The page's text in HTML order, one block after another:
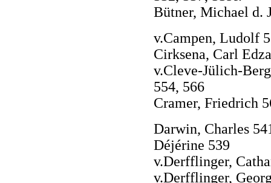
Bütner, Michael d.
v.Campen, Ludolf
Cirksena, Carl
v.Cleve-Jülich-
554, 566
Cramer, Friedrich
Darwin, Charles
Déjérine 539
v.Derfflinger,
v.Derfflinger,